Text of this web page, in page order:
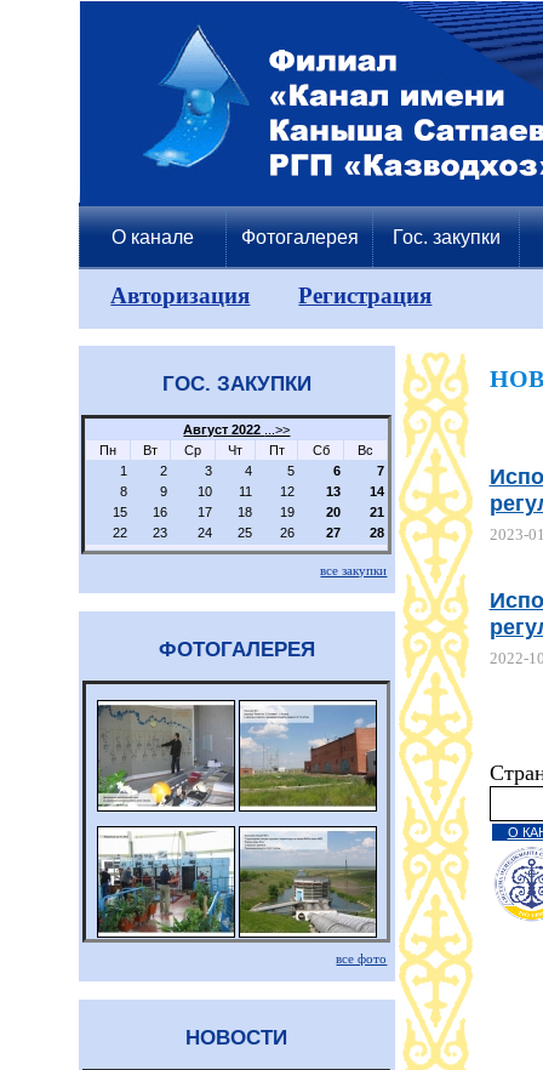
О канале Фотогалерея Гос. закупки
Авторизация Регистрация
ГОС. ЗАКУПКИ
Август 2022
...>>
Пн
Вт Ср Чт Пт Сб
Вс
1
2 3 4 5 6
7
8
9 10 11 12 13
14
15
16 17 18 19 20
21
22
23 24 25 26 27 28
все закупки
ФОТОГАЛЕРЕЯ
все фото
НОВОСТИ
2023-
2022-
О